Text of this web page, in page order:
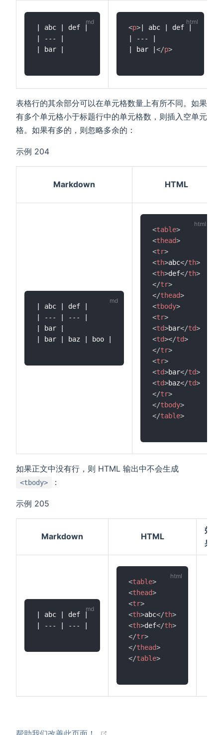
| abc | def |
| --- |
| bar |
<p> | abc | def |
| --- |
| bar | </p>
表格行的其余部分可以在单元格数量上有所不同。如果
有多个单元格小于标题行中的单元格数，则插入空单元
格。如果有多的，则忽略多余的：
示例 204
Markdown HTML
| abc | def |
| --- | --- |
| bar |
| bar | baz | boo |
<table>
<thead>
<tr>
<th>abc</th>
<th>def</th>
</tr>
</thead>
<tbody>
<tr>
<td>bar</td>
<td></td>
</tr>
<tr>
<td>bar</td>
<td>baz</td>
</tr>
</tbody>
</table>
如果正文中没有行，则 HTML 输出中不会生成
<tbody> ：
示例 205
Markdown HTML
效
果
| abc | def |
| --- | --- |
<table>
<thead>
<tr>
<th>abc</th>
<th>def</th>
</tr>
</thead>
</table>